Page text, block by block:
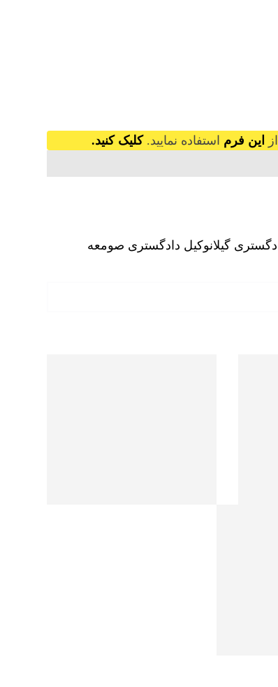
این فرم استفاده نمایید. کلیک کنید.
گیلانوکیل دادگستری صومعه